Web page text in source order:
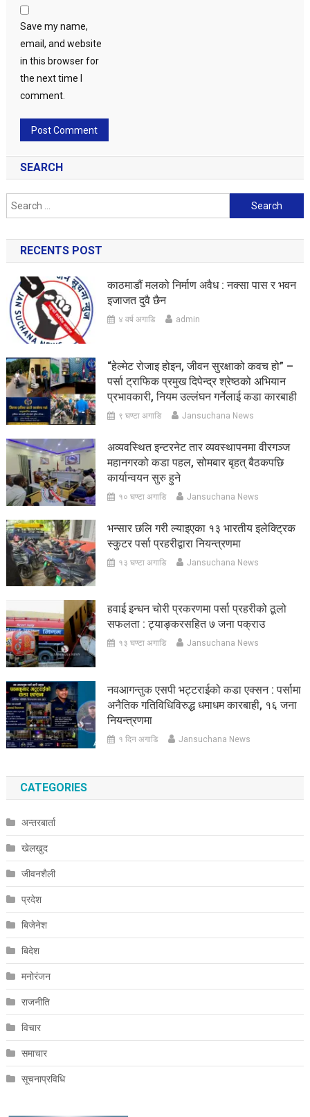
Save my name,
email, and website
in this browser for
the next time I
comment.
SEARCH
Search
for:
RECENTS POST
काठमाडौं मलको निर्माण अवैध : नक्सा पास र भवन
इजाजत दुवै छैन
४ वर्ष अगाडि admin
“हेल्मेट रोजाइ होइन, जीवन सुरक्षाको कवच हो” –
पर्सा ट्राफिक प्रमुख दिपेन्द्र श्रेष्ठको अभियान
प्रभावकारी, नियम उल्लंघन गर्नेलाई कडा कारबाही
९ घण्टा अगाडि Jansuchana News
अव्यवस्थित इन्टरनेट तार व्यवस्थापनमा वीरगञ्ज
महानगरको कडा पहल, सोमबार बृहत् बैठकपछि
कार्यान्वयन सुरु हुने
१० घण्टा अगाडि Jansuchana News
भन्सार छलि गरी ल्याइएका १३ भारतीय इलेक्ट्रिक
स्कुटर पर्सा प्रहरीद्वारा नियन्त्रणमा
१३ घण्टा अगाडि Jansuchana News
हवाई इन्धन चोरी प्रकरणमा पर्सा प्रहरीको ठूलो
सफलता : ट्याङ्करसहित ७ जना पक्राउ
१३ घण्टा अगाडि Jansuchana News
नवआगन्तुक एसपी भट्टराईको कडा एक्सन : पर्सामा
अनैतिक गतिविधिविरुद्ध धमाधम कारबाही, १६ जना
नियन्त्रणमा
१ दिन अगाडि Jansuchana News
CATEGORIES
अन्तरबार्ता
खेलखुद
जीवनशैली
प्रदेश
बिजेनेश
बिदेश
मनोरंजन
राजनीति
विचार
समाचार
सूचनाप्रविधि